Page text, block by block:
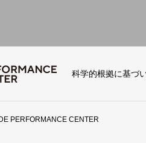
科学的根拠に基づ
PERFORMANCE CENTER